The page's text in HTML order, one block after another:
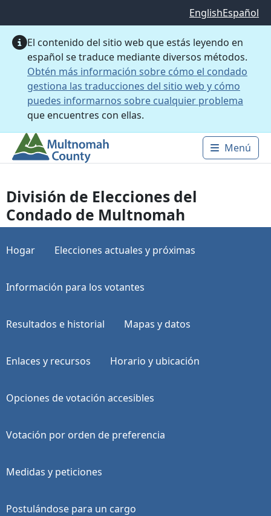
EnglishEspañol
El contenido del sitio web que estás leyendo en
español se traduce mediante diversos métodos.
Obtén más información sobre cómo el condado
gestiona las traducciones del sitio web y cómo
puedes informarnos sobre cualquier problema
que encuentres con ellas.
Main
Menú
División de Elecciones del
Condado de Multnomah
Hogar Elecciones actuales y próximas
Información para los votantes
Resultados e historial Mapas y datos
Enlaces y recursos Horario y ubicación
Opciones de votación accesibles
Votación por orden de preferencia
Medidas y peticiones
Postulándose para un cargo